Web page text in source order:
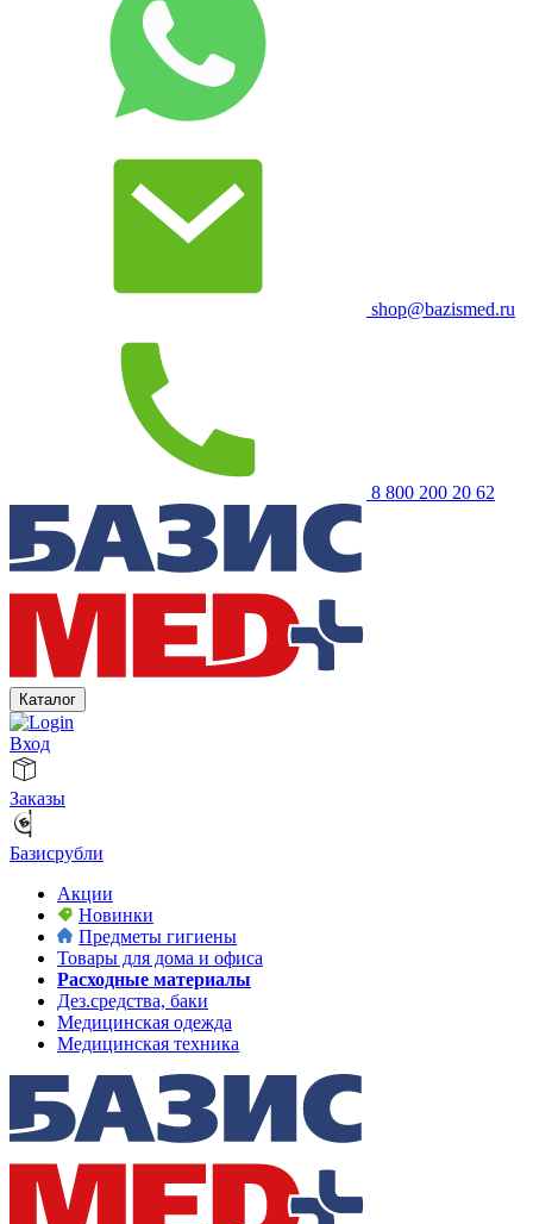
shop@bazismed.ru
8 800 200 20 62
Каталог
Вход
Заказы
Базисрубли
Акции
Новинки
Предметы гигиены
Товары для дома и офиса
Расходные материалы
Дез.средства, баки
Медицинская одежда
Медицинская техника